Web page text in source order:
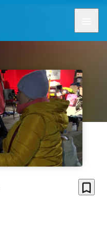
bookmark_border